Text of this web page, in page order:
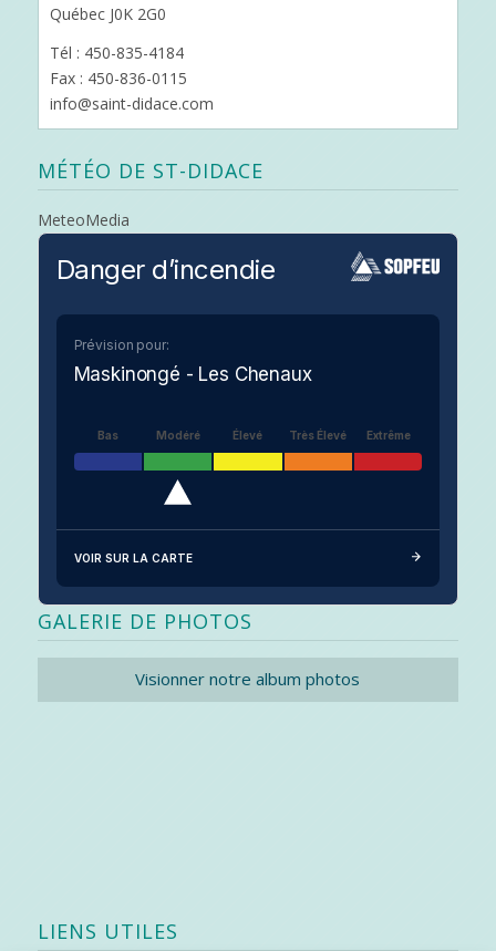
Québec J0K 2G0
Tél : 450-835-4184
Fax : 450-836-0115
info@saint-didace.com
MÉTÉO DE ST-DIDACE
MeteoMedia
Danger d’incendie
Prévision pour:
Maskinongé - Les Chenaux
Bas Modéré Élevé Très Élevé Extrême
VOIR SUR LA CARTE
GALERIE DE PHOTOS
Visionner notre album photos
LIENS UTILES